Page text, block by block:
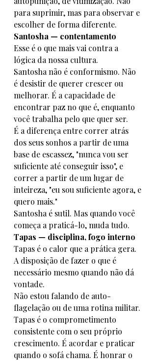
para suprimir, mas para observar e
escolher de forma diferente.
Santosha — contentamento
Esse é o que mais vai contra a
lógica da nossa cultura.
Santosha não é conformismo. Não
é desistir de querer crescer ou
melhorar. É a capacidade de
encontrar paz no que é, enquanto
você trabalha pelo que quer ser.
É a diferença entre correr atrás
dos seus sonhos a partir de uma
base de escassez, "nunca vou ser
suficiente até conseguir isso", e
correr a partir de um lugar de
inteireza, "eu sou suficiente agora, e
quero mais."
Santosha é sutil. Mas quando você
começa a praticá-lo, muda tudo.
Tapas — disciplina, fogo interno
Tapas é o calor que a prática gera.
A disposição de fazer o que é
necessário mesmo quando não dá
vontade.
Não estou falando de auto-
flagelação ou de uma rotina militar.
Tapas é o comprometimento
consistente com o seu próprio
crescimento. É acordar e praticar
quando o sofá chama. É honrar o